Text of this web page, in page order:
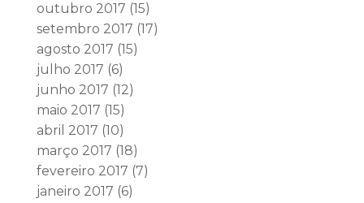
outubro 2017 (15)
setembro 2017 (17)
agosto 2017 (15)
julho 2017 (6)
junho 2017 (12)
maio 2017 (15)
abril 2017 (10)
março 2017 (18)
fevereiro 2017 (7)
janeiro 2017 (6)